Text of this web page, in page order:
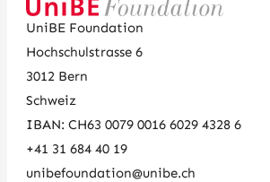
UniBE Foundation
Hochschulstrasse 6
3012 Bern
Schweiz
IBAN: CH63 0079 0016 6029 4328 6
+41 31 684 40 19
unibefoundation@unibe.ch